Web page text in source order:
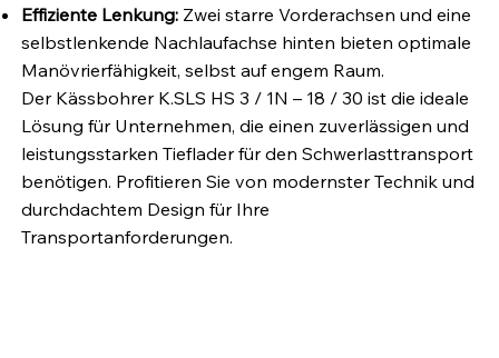
Effiziente Lenkung: Zwei starre Vorderachsen und eine
selbstlenkende Nachlaufachse hinten bieten optimale
Manövrierfähigkeit, selbst auf engem Raum.
Der Kässbohrer K.SLS HS 3 / 1N – 18 / 30 ist die ideale
Lösung für Unternehmen, die einen zuverlässigen und
leistungsstarken Tieflader für den Schwerlasttransport
benötigen. Profitieren Sie von modernster Technik und
durchdachtem Design für Ihre
Transportanforderungen.